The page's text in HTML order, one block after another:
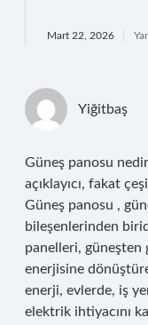
Mart 22, 2026
Yiğitbaş
Güneş panosu
açıklayıcı, fakat
Güneş panosu ,
bileşenlerinden
panelleri, güneşten
enerjisine
enerji, evlerde, iş
elektrik ihtiyacını